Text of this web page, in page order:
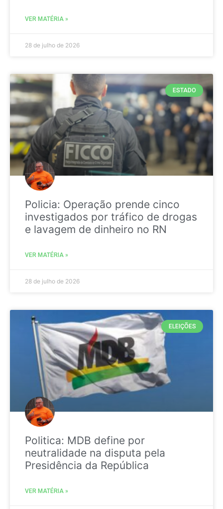
VER MATÉRIA »
28 de julho de 2026
ESTADO
Policia: Operação prende cinco
investigados por tráfico de drogas
e lavagem de dinheiro no RN
VER MATÉRIA »
28 de julho de 2026
ELEIÇÕES
Politica: MDB define por
neutralidade na disputa pela
Presidência da República
VER MATÉRIA »